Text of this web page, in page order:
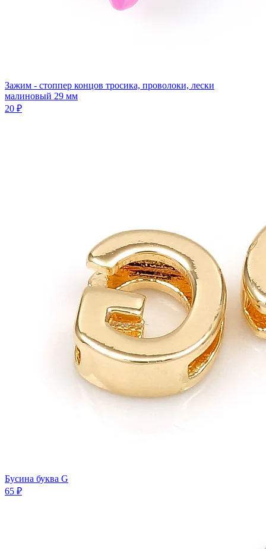
Зажим - стоппер концов тросика, проволоки, лески
малиновый 29 мм
20 ₽
Бусина буква G
65 ₽